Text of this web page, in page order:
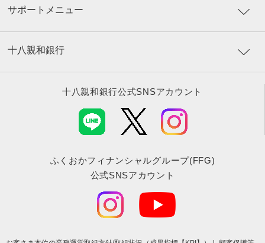
サポートメニュー
十八親和銀行
十八親和銀行公式SNSアカウント
ふくおかフィナンシャルグループ(FFG)
公式SNSアカウント